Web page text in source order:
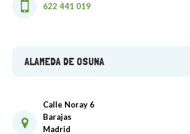
622 441 019
ALAMEDA DE OSUNA
Calle Noray 6
Barajas
Madrid